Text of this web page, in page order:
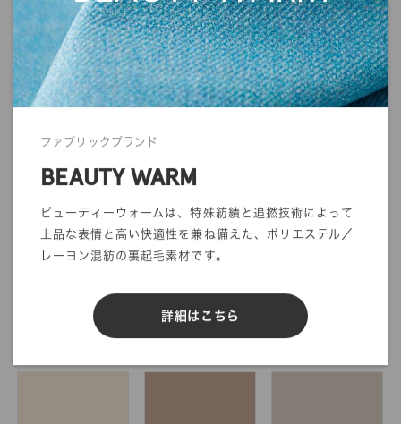
ファブリックブランド
BEAUTY WARM
ビューティーウォームは、特殊紡績と追撚技術によって
上品な表情と高い快適性を兼ね備えた、ポリエステル／
レーヨン混紡の裏起毛素材です。
詳細はこちら
在庫 / 品質情報照会
カラーリスト
購入するカラーを選択してください